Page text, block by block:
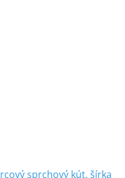
sprchový kút, šírka